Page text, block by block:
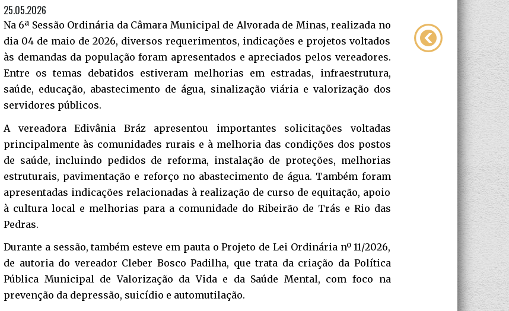
25.05.2026
Na 6ª Sessão Ordinária da Câmara Municipal de Alvorada de Minas, realizada no
dia 04 de maio de 2026, diversos requerimentos, indicações e projetos voltados
às demandas da população foram apresentados e apreciados pelos vereadores.
Entre os temas debatidos estiveram melhorias em estradas, infraestrutura,
saúde, educação, abastecimento de água, sinalização viária e valorização dos
servidores públicos.
A vereadora Edivânia Bráz apresentou importantes solicitações voltadas
principalmente às comunidades rurais e à melhoria das condições dos postos
de saúde, incluindo pedidos de reforma, instalação de proteções, melhorias
estruturais, pavimentação e reforço no abastecimento de água. Também foram
apresentadas indicações relacionadas à realização de curso de equitação, apoio
à cultura local e melhorias para a comunidade do Ribeirão de Trás e Rio das
Pedras.
Durante a sessão, também esteve em pauta o Projeto de Lei Ordinária nº 11/2026,
de autoria do vereador Cleber Bosco Padilha, que trata da criação da Política
Pública Municipal de Valorização da Vida e da Saúde Mental, com foco na
prevenção da depressão, suicídio e automutilação.